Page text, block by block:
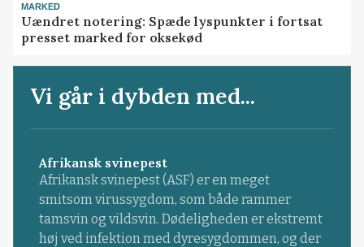
MARKED
Uændret notering: Spæde lyspunkter i fortsat
presset marked for oksekød
Vi går i dybden med...
Afrikansk svinepest
Afrikansk svinepest (ASF) er en meget
smitsom virussygdom, som både rammer
tamsvin og vildsvin. Dødeligheden er ekstremt
høj ved infektion med dyresygdommen, og der